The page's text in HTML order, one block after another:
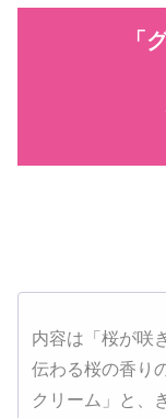
「
内容は「桜が咲
伝わる桜の香り
クリーム」と、